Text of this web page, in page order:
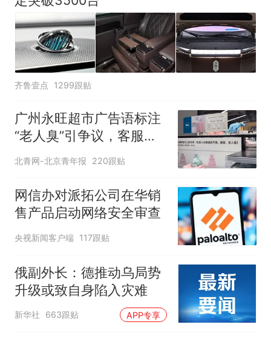
齐鲁壹点 1299跟贴
广州永旺超市广告语标注
“老人臭”引争议，客服回
应
北青网-北京青年报 220跟贴
网信办对派拓公司在华销
售产品启动网络安全审查
央视新闻客户端 117跟贴
俄副外长：德推动乌局势
升级或致自身陷入灾难
新华社 663跟贴 APP专享